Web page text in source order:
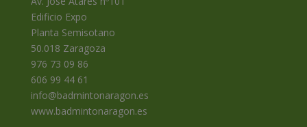
Edificio Expo
Planta Semisotano
50.018 Zaragoza
976 73 09 86
606 99 44 61
info@badmintonaragon.es
www.badmintonaragon.es